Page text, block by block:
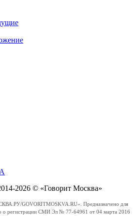
2026 © «Говорит Москва»
GOVORITMOSKVA.RU». Предназначено для
о регистрации СМИ Эл № 77-64961 от 04 марта 2016